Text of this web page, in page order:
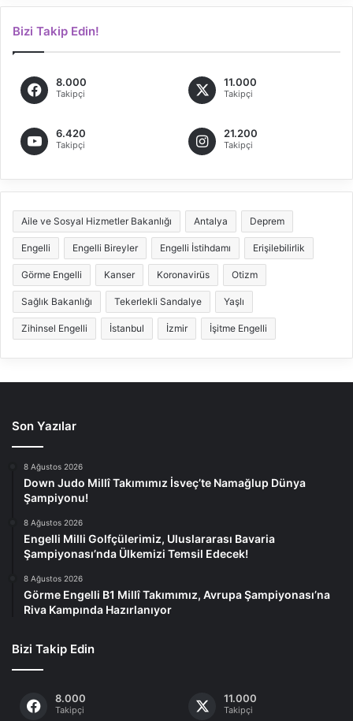
Bizi Takip Edin!
8.000
Takipçi
11.000
Takipçi
6.420
Takipçi
21.200
Takipçi
Aile ve Sosyal Hizmetler Bakanlığı Antalya Deprem
Engelli Engelli Bireyler Engelli İstihdamı Erişilebilirlik
Görme Engelli Kanser Koronavirüs Otizm
Sağlık Bakanlığı Tekerlekli Sandalye Yaşlı
Zihinsel Engelli İstanbul İzmir İşitme Engelli
Son Yazılar
8 Ağustos 2026
Down Judo Millî Takımımız İsveç’te Namağlup Dünya
Şampiyonu!
8 Ağustos 2026
Engelli Milli Golfçülerimiz, Uluslararası Bavaria
Şampiyonası’nda Ülkemizi Temsil Edecek!
8 Ağustos 2026
Görme Engelli B1 Millî Takımımız, Avrupa Şampiyonası’na
Riva Kampında Hazırlanıyor
Bizi Takip Edin
8.000
Takipçi
11.000
Takipçi